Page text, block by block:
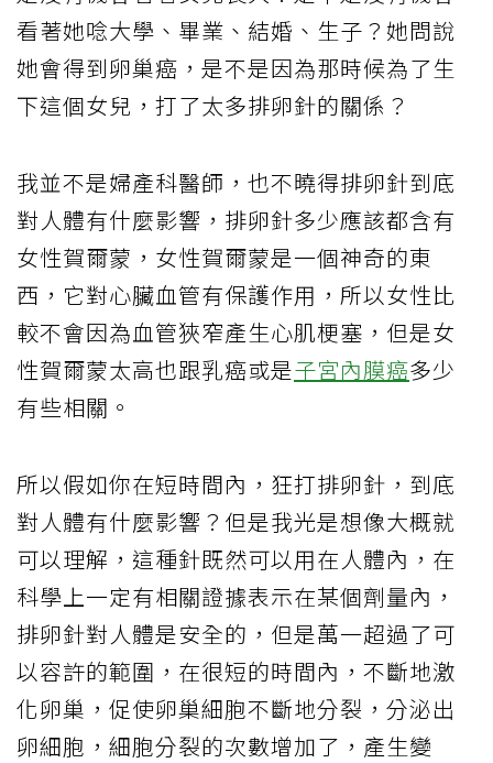
看著她唸大學、畢業、結婚、生子？她問說
她會得到卵巢癌，是不是因為那時候為了生
下這個女兒，打了太多排卵針的關係？
我並不是婦產科醫師，也不曉得排卵針到底
對人體有什麼影響，排卵針多少應該都含有
女性賀爾蒙，女性賀爾蒙是一個神奇的東
西，它對心臟血管有保護作用，所以女性比
較不會因為血管狹窄產生心肌梗塞，但是女
性賀爾蒙太高也跟乳癌或是子宮內膜癌多少
有些相關。
所以假如你在短時間內，狂打排卵針，到底
對人體有什麼影響？但是我光是想像大概就
可以理解，這種針既然可以用在人體內，在
科學上一定有相關證據表示在某個劑量內，
排卵針對人體是安全的，但是萬一超過了可
以容許的範圍，在很短的時間內，不斷地激
化卵巢，促使卵巢細胞不斷地分裂，分泌出
卵細胞，細胞分裂的次數增加了，產生變